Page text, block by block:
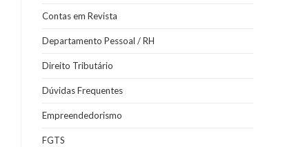
Contas em Revista
Departamento Pessoal / RH
Direito Tributário
Dúvidas Frequentes
Empreendedorismo
FGTS